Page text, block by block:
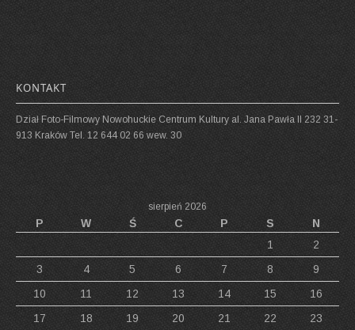
KONTAKT
Dział Foto-Filmowy Nowohuckie Centrum Kultury al. Jana Pawła II 232 31-
913 Kraków Tel. 12 644 02 66 wew. 30
sierpień 2026
P W Ś C P S
N
1
2
3
4 5 6 7 8
9
10
11 12 13 14 15
16
17
18 19 20 21 22 23